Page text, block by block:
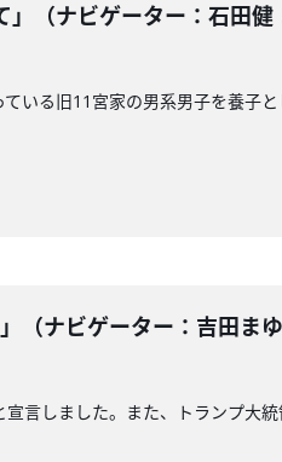
（ナビゲーター：石田健
いる旧11宮家の男系男子を養子
（ナビゲーター：吉田ま
言しました。また、トランプ大